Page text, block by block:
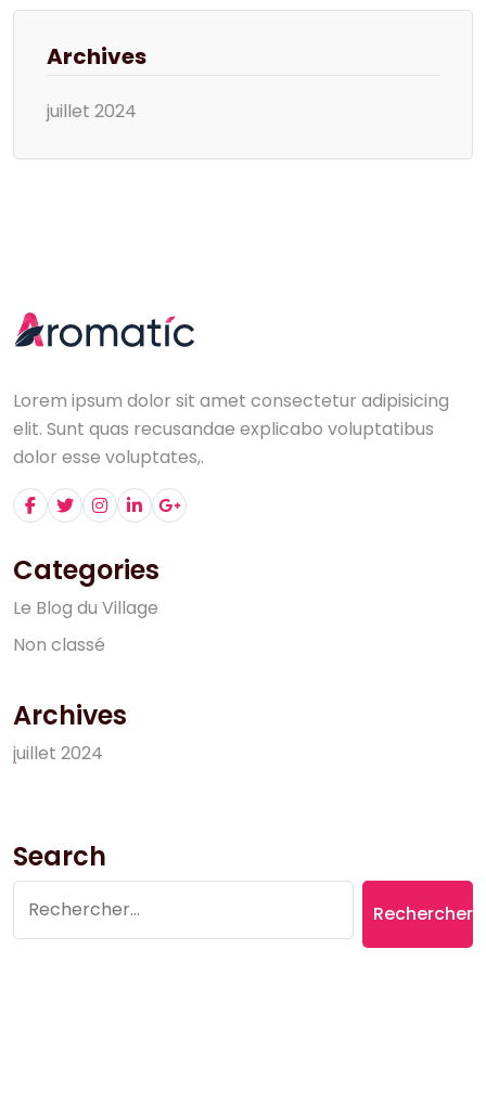
Archives
juillet 2024
Lorem ipsum dolor sit amet consectetur adipisicing
elit. Sunt quas recusandae explicabo voluptatibus
dolor esse voluptates,.
Categories
Le Blog du Village
Non classé
Archives
juillet 2024
Search